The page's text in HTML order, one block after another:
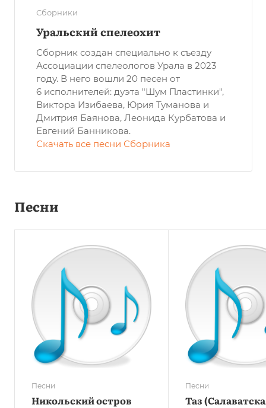
Сборники
Уральский спелеохит
Сборник создан специально к съезду
Ассоциации спелеологов Урала в 2023
году. В него вошли 20 песен от
6 исполнителей: дуэта "Шум Пластинки",
Виктора Изибаева, Юрия Туманова и
Дмитрия Баянова, Леонида Курбатова и
Евгений Банникова.
Скачать все песни Сборника
Песни
Песни
Никольский остров
Песни
Таз